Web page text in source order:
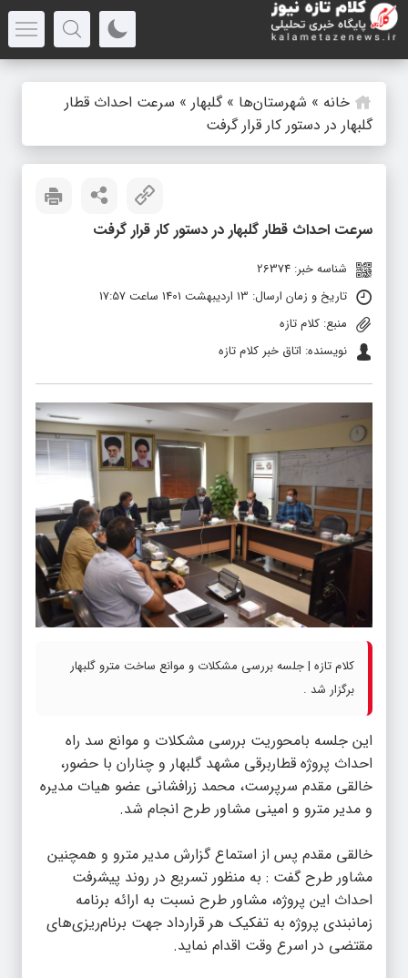
خانه » شهرستان‌ها »گلبهار » سرعت احداث قطار
گلبهار در دستور کار قرار گرفت
سرعت احداث قطار گلبهار در دستور کار قرار گرفت
شناسه خبر: 26374
تاریخ و زمان ارسال: 13 اردیبهشت 1401 ساعت 17:57
منبع: کلام تازه
نویسنده: اتاق خبر کلام تازه
کلام تازه | جلسه بررسی مشکلات و موانع ساخت مترو گلبهار
برگزار شد .
این جلسه بامحوریت بررسی مشکلات و موانع سد راه
احداث پروژه قطاربرقی مشهد گلبهار و چناران با حضور،
خالقی مقدم سرپرست، محمد زرافشانی عضو هیات مدیره
و مدیر مترو و امینی مشاور طرح انجام شد.
خالقی مقدم پس از استماع گزارش مدیر مترو و همچنین
مشاور طرح گفت : به منظور تسریع در روند پیشرفت
احداث این پروژه، مشاور طرح نسبت به ارائه برنامه
زمانبندی پروژه به تفکیک هر قرارداد جهت برنام‌ریزی‌های
مقتضی در اسرع وقت اقدام نماید.